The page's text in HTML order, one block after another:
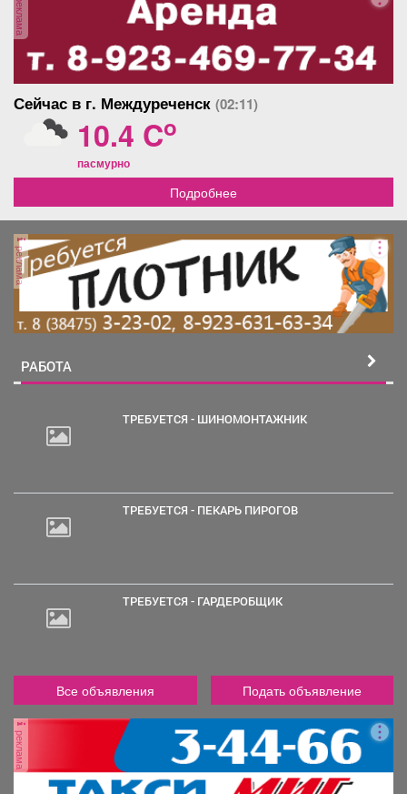
Я - пенсионер
реклама
Сейчас в г. Междуреченск (02:11)
10.4 Co
пасмурно
Подробнее
реклама
РАБОТА
ТРЕБУЕТСЯ - ШИНОМОНТАЖНИК
ТРЕБУЕТСЯ - ПЕКАРЬ ПИРОГОВ
ТРЕБУЕТСЯ - ГАРДЕРОБЩИК
Все объявления Подать объявление
реклама